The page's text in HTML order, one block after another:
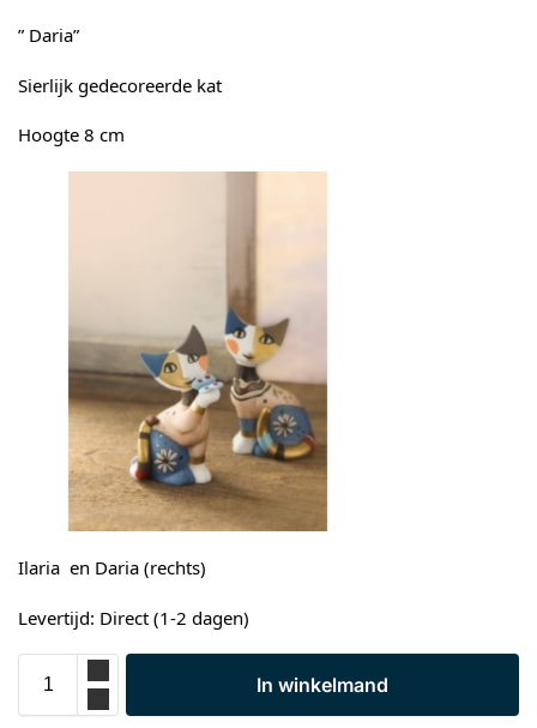
” Daria”
Sierlijk gedecoreerde kat
Hoogte 8 cm
Ilaria en Daria (rechts)
Levertijd: Direct (1-2 dagen)
In winkelmand